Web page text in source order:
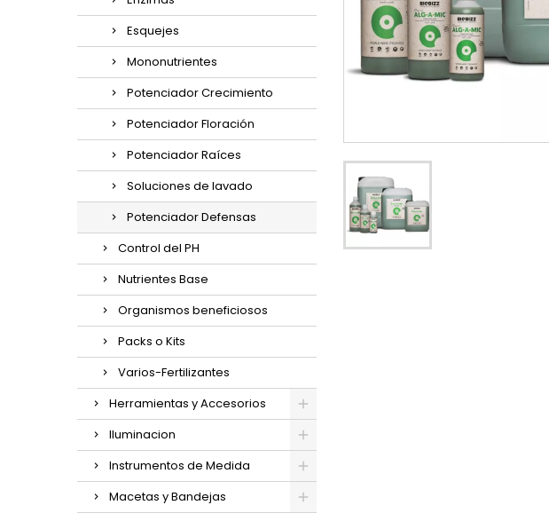
Esquejes
Mononutrientes
Potenciador Crecimiento
Potenciador Floración
Potenciador Raíces
Soluciones de lavado
Potenciador Defensas
Control del PH
Nutrientes Base
Organismos beneficiosos
Packs o Kits
Varios-Fertilizantes
Herramientas y Accesorios
Iluminacion
Instrumentos de Medida
Macetas y Bandejas